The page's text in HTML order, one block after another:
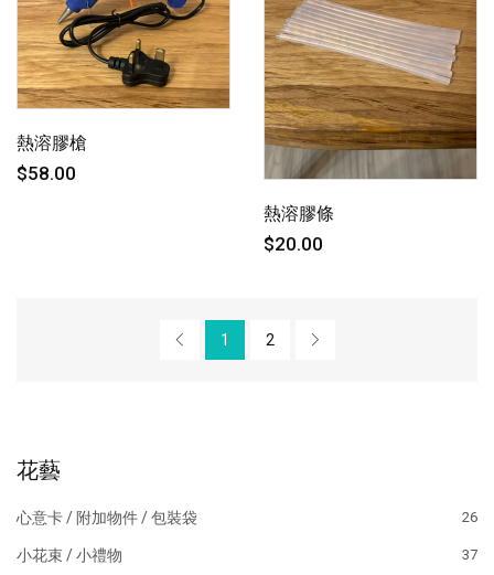
花藝
心意卡 / 附加物件 / 包裝袋 26
小花束 / 小禮物 37
熱溶膠槍
$58.00
熱溶膠條
$20.00
1 2